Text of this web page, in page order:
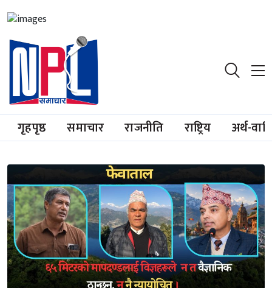
गृहपृष्ठ समाचार राजनीति राष्ट्रिय अर्थ-